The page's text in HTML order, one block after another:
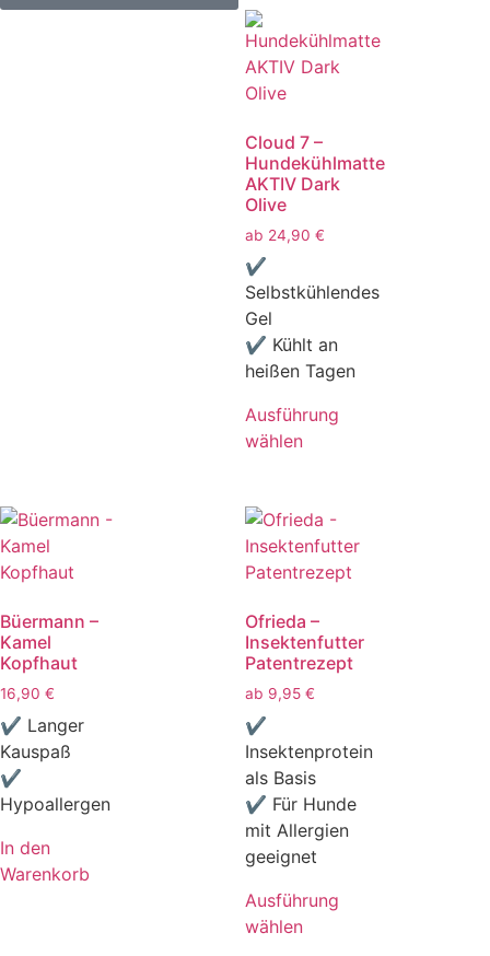
Cloud 7 –
Hundekühlmatte
AKTIV Dark
Olive
ab 24,90 €
✔
Selbstkühlendes
Gel
✔ Kühlt an
heißen Tagen
Ausführung
wählen
Büermann –
Kamel
Kopfhaut
16,90 €
✔ Langer
Kauspaß
✔
Hypoallergen
In den
Warenkorb
Ofrieda –
Insektenfutter
Patentrezept
ab 9,95 €
✔
Insektenprotein
als Basis
✔ Für Hunde
mit Allergien
geeignet
Ausführung
wählen